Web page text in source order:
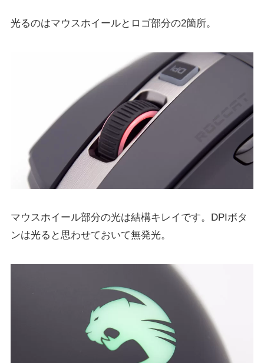
光るのはマウスホイールとロゴ部分の2箇所。
マウスホイール部分の光は結構キレイです。DPIボタ
ンは光ると思わせておいて無発光。